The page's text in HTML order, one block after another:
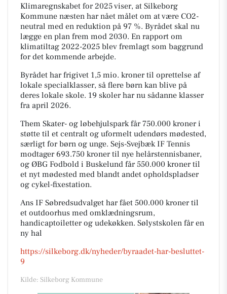
Klimaregnskabet for 2025 viser, at Silkeborg
Kommune næsten har nået målet om at være CO2-
neutral med en reduktion på 97 %. Byrådet skal nu
lægge en plan frem mod 2030. En rapport om
klimatiltag 2022-2025 blev fremlagt som baggrund
for det kommende arbejde.
Byrådet har frigivet 1,5 mio. kroner til oprettelse af
lokale specialklasser, så flere børn kan blive på
deres lokale skole. 19 skoler har nu sådanne klasser
fra april 2026.
Them Skater- og løbehjulspark får 750.000 kroner i
støtte til et centralt og uformelt udendørs mødested,
særligt for børn og unge. Sejs-Svejbæk IF Tennis
modtager 693.750 kroner til nye helårstennisbaner,
og ØBG Fodbold i Buskelund får 550.000 kroner til
et nyt mødested med blandt andet opholdspladser
og cykel-fixestation.
Ans IF Søbredsudvalget har fået 500.000 kroner til
et outdoorhus med omklædningsrum,
handicaptoiletter og udekøkken. Sølystskolen får en
ny hal
https://silkeborg.dk/nyheder/byraadet-har-besluttet-
9
Kilde: Silkeborg Kommune